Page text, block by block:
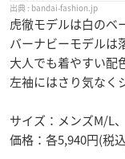
bandai-fashion.jp
虎徹モデルは白のベ
バーナビーモデルは
大人でも着やすい配
左袖にはさり気なく
サイズ：メンズM/L
価格：各5,940円(税